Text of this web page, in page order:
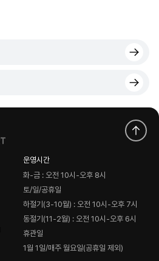
운영시간
화-금 : 오전 10시-오후 8시
토/일/공휴일
하절기(3-10월) : 오전 10시-오후 7시
동절기(11-2월) : 오전 10시-오후 6시
휴관일
1월 1일/매주 월요일(공휴일 제외)